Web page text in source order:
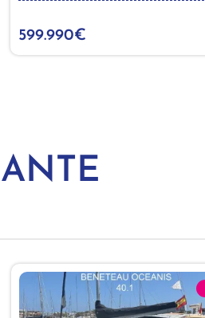
599.990€